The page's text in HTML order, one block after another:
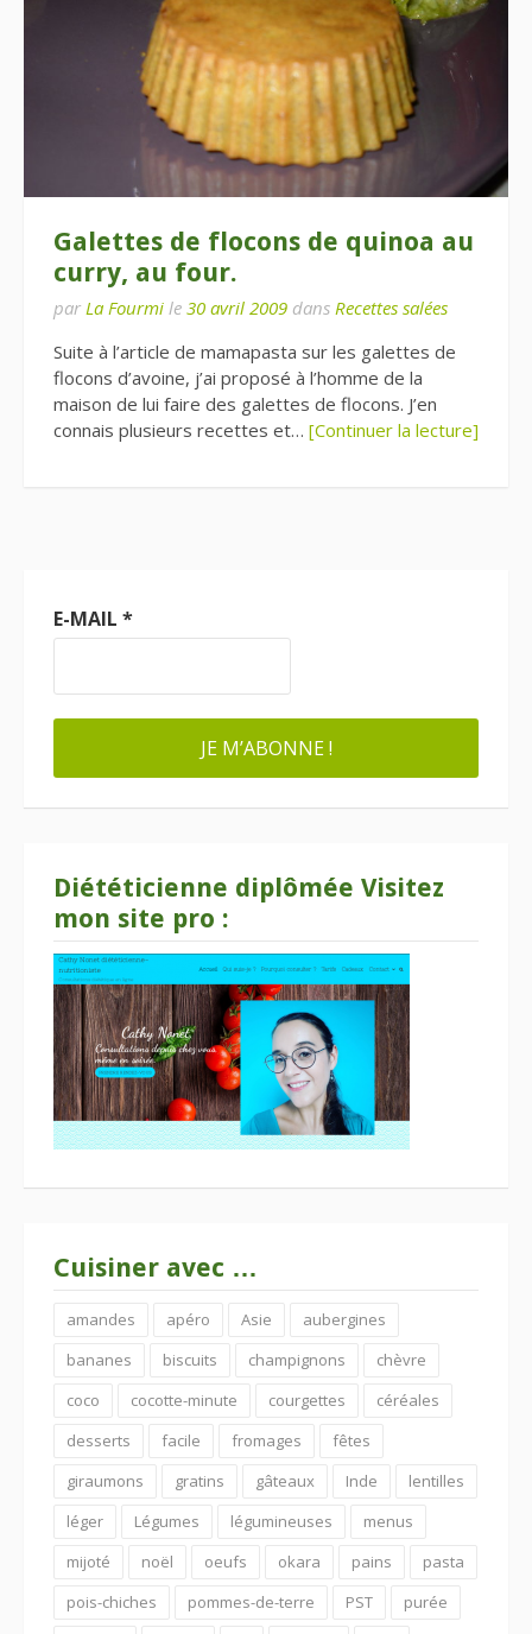
Galettes de flocons de quinoa au
curry, au four.
par La Fourmi le 30 avril 2009 dans Recettes salées
Suite à l’article de mamapasta sur les galettes de
flocons d’avoine, j’ai proposé à l’homme de la
maison de lui faire des galettes de flocons. J’en
connais plusieurs recettes et… [Continuer la lecture]
E-MAIL *
Diététicienne diplômée Visitez
mon site pro :
Cuisiner avec …
amandes apéro Asie
aubergines
bananes
biscuits champignons
chèvre
coco
cocotte-minute courgettes
céréales
desserts
facile fromages
fêtes
giraumons
gratins gâteaux Inde
lentilles
léger
Légumes légumineuses
menus
mijoté
noël oeufs okara pains
pasta
pois-chiches
pommes-de-terre PST
purée